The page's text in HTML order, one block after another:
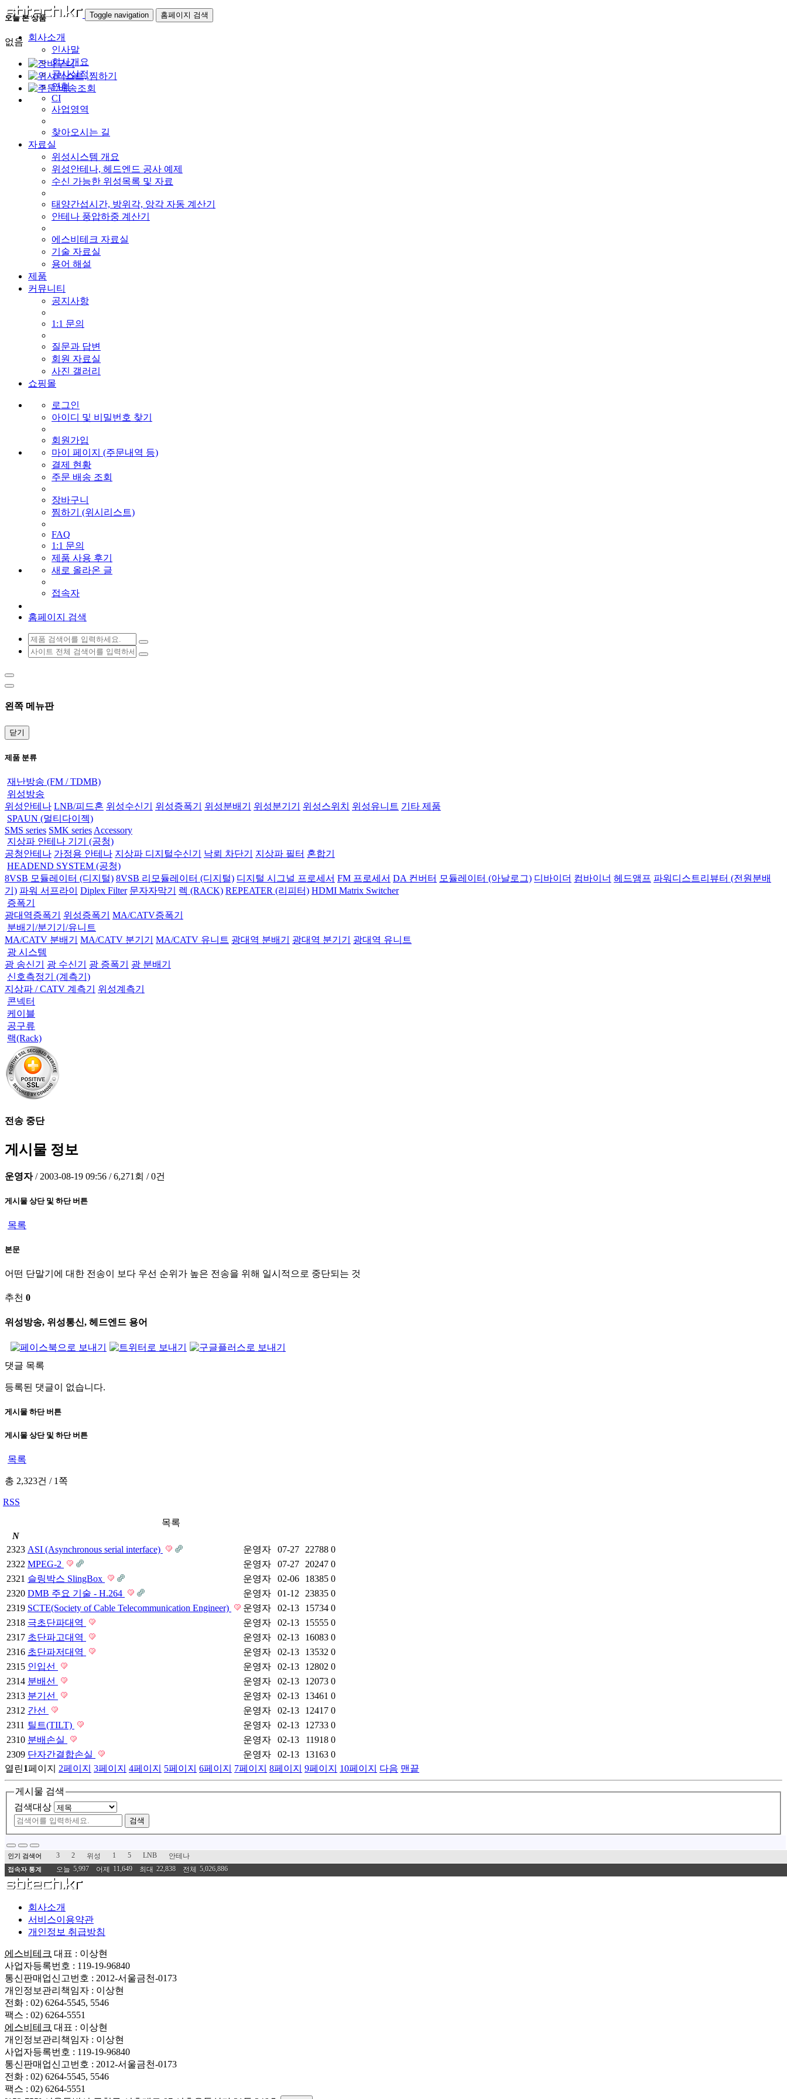
Toggle navigation 홈페이지 검색
회사소개
인사말
회사개요
공사실적
연혁
CI
사업영역
찾아오시는 길
자료실
위성시스템 개요
위성안테나, 헤드엔드 공사 예제
수신 가능한 위성목록 및 자료
태양간섭시간, 방위각, 앙각 자동 계산기
안테나 풍압하중 계산기
에스비테크 자료실
기술 자료실
용어 해설
제품
커뮤니티
공지사항
1:1 문의
질문과 답변
회원 자료실
사진 갤러리
쇼핑몰
로그인
아이디 및 비밀번호 찾기
회원가입
마이 페이지 (주문내역 등)
결제 현황
주문 배송 조회
장바구니
찜하기 (위시리스트)
FAQ
1:1 문의
제품 사용 후기
새로 올라온 글
접속자
홈페이지 검색
왼쪽 메뉴판
닫기
제품 분류
재난방송 (FM / TDMB)
위성방송
위성안테나 LNB/피드혼 위성수신기 위성증폭기 위성분배기 위성분기기 위성스위치 위성유니트 기타 제품
SPAUN (멀티다이젝)
SMS series SMK series Accessory
지상파 안테나 기기 (공청)
공청안테나 가정용 안테나 지상파 디지털수신기 낙뢰 차단기 지상파 필터 혼합기
HEADEND SYSTEM (공청)
8VSB 모듈레이터 (디지털) 8VSB 리모듈레이터 (디지털) 디지털 시그널 프로세서 FM 프로세서 DA 컨버터 모듈레이터 (아날로그) 디바이더 컴바이너 헤드앰프 파워디스트리뷰터 (전원분배
기) 파워 서프라이 Diplex Filter 문자자막기 렉 (RACK) REPEATER (리피터) HDMI Matrix Switcher
증폭기
광대역증폭기
위성증폭기
MA/CATV증폭기
분배기/분기기/유니트
MA/CATV 분배기
MA/CATV 분기기 MA/CATV 유니트 광대역 분배기 광대역 분기기
광대역 유니트
광 시스템
광 송신기
광 수신기 광 증폭기
광 분배기
신호측정기 (계측기)
지상파 / CATV 계측기
위성계측기
콘넥터
케이블
공구류
랙(Rack)
전송 중단
게시물 정보
운영자 / 2003-08-19 09:56 / 6,271회 / 0건
게시물 상단 및 하단 버튼
목록
본문
어떤 단말기에 대한 전송이 보다 우선 순위가 높은 전송을 위해 일시적으로 중단되는 것
추천 0
위성방송, 위성통신, 헤드엔드 용어
댓글 목록
등록된 댓글이 없습니다.
게시물 하단 버튼
게시물 상단 및 하단 버튼
목록
총 2,323건 /1쪽
RSS
목록
N
2323 ASI (Asynchronous serial interface) 운영자 07-27 22788 0
2322 MPEG-2 운영자 07-27 20247 0
2321 슬링박스 SlingBox 운영자 02-06 18385 0
2320 DMB 주요 기술 - H.264 운영자 01-12 23835 0
2319 SCTE(Society of Cable Telecommunication Engineer) 운영자 02-13 15734 0
2318 극초단파대역 운영자 02-13 15555 0
2317 초단파고대역 운영자 02-13 16083 0
2316 초단파저대역 운영자 02-13 13532 0
2315 인입선 운영자 02-13 12802 0
2314 분배선 운영자 02-13 12073 0
2313 분기선 운영자 02-13 13461 0
2312 간선 운영자 02-13 12417 0
2311 틸트(TILT) 운영자 02-13 12733 0
2310 분배손실 운영자 02-13 11918 0
2309 단자간결합손실 운영자 02-13 13163 0
열린1페이지 2페이지 3페이지 4페이지 5페이지 6페이지 7페이지 8페이지 9페이지 10페이지 다음 맨끝
게시물 검색
검색대상
검색
오늘 본 상품
없음
인기 검색어 3 2 위성 1 5 LNB 안테나
접속자 통계 오늘 5,997 어제 11,649 최대 22,838 전체 5,026,886
회사소개
서비스이용약관
개인정보 취급방침
에스비테크 대표 : 이상현
사업자등록번호 : 119-19-96840
통신판매업신고번호 : 2012-서울금천-0173
개인정보관리책임자 : 이상현
전화 : 02) 6264-5545, 5546
팩스 : 02) 6264-5551
에스비테크 대표 : 이상현
개인정보관리책임자 : 이상현
사업자등록번호 : 119-19-96840
통신판매업신고번호 : 2012-서울금천-0173
전화 : 02) 6264-5545, 5546
팩스 : 02) 6264-5551